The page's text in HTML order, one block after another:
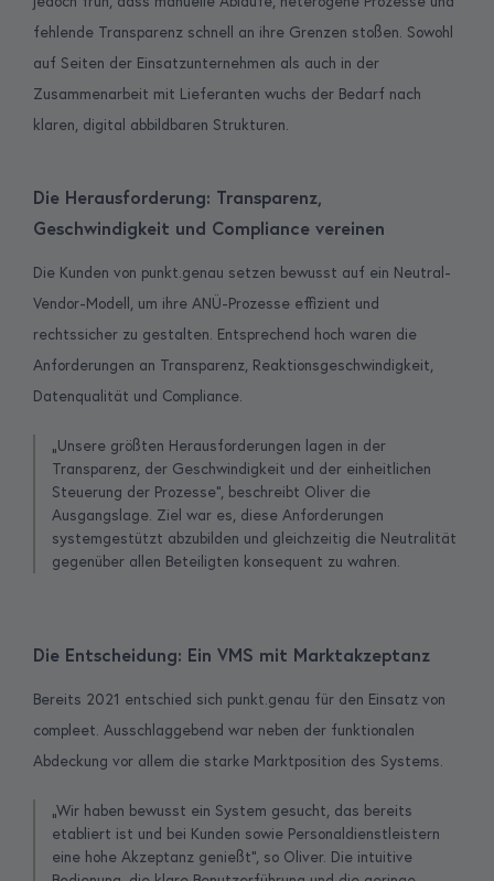
fehlende Transparenz schnell an ihre Grenzen stoßen. Sowohl
auf Seiten der Einsatzunternehmen als auch in der
Zusammenarbeit mit Lieferanten wuchs der Bedarf nach
klaren, digital abbildbaren Strukturen.
Die Herausforderung: Transparenz,
Geschwindigkeit und Compliance vereinen
Die Kunden von punkt.genau setzen bewusst auf ein Neutral-
Vendor-Modell, um ihre ANÜ-Prozesse effizient und
rechtssicher zu gestalten. Entsprechend hoch waren die
Anforderungen an Transparenz, Reaktionsgeschwindigkeit,
Datenqualität und Compliance.
„Unsere größten Herausforderungen lagen in der
Transparenz, der Geschwindigkeit und der einheitlichen
Steuerung der Prozesse“, beschreibt Oliver die
Ausgangslage. Ziel war es, diese Anforderungen
systemgestützt abzubilden und gleichzeitig die Neutralität
gegenüber allen Beteiligten konsequent zu wahren.
Die Entscheidung: Ein VMS mit Marktakzeptanz
Bereits 2021 entschied sich punkt.genau für den Einsatz von
compleet. Ausschlaggebend war neben der funktionalen
Abdeckung vor allem die starke Marktposition des Systems.
„Wir haben bewusst ein System gesucht, das bereits
etabliert ist und bei Kunden sowie Personaldienstleistern
eine hohe Akzeptanz genießt“, so Oliver. Die intuitive